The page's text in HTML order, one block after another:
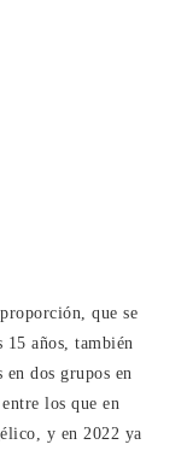
que se
años, también
dos grupos en
los que en
y en 2022 ya